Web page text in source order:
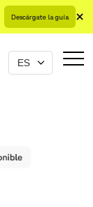
Descárgate la guía